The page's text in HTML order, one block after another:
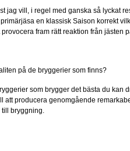
jag vill, i regel med ganska så lyckat
en klassisk Saison korrekt
fram rätt reaktion från jästen
på de bryggerier som finns?
som brygger det bästa du kan
att producera genomgående
till bryggning.